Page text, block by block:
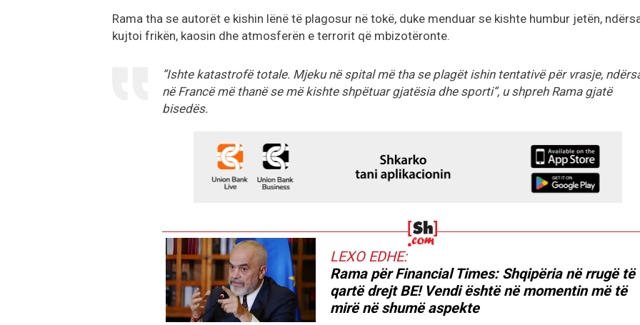
Rama tha se autorët e kishin lënë të plagosur në tokë, duke menduar se kishte humbur jetën,
kujtoi frikën, kaosin dhe atmosferën e terrorit që mbizotëronte.
”Ishte katastrofë totale. Mjeku në spital më tha se plagët ishin tentativë për vrasje,
në Francë më thanë se më kishte shpëtuar gjatësia dhe sporti”, u shpreh Rama gjatë
bisedës.
LEXO EDHE:
Rama për Financial Times: Shqipëria në rrugë të
qartë drejt BE! Vendi është në momentin më të
mirë në shumë aspekte